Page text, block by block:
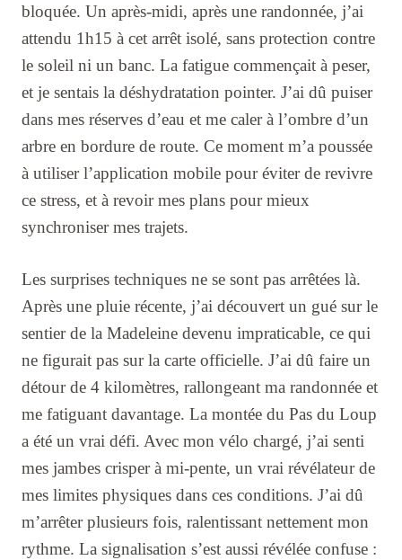
bloquée. Un après-midi, après une randonnée, j’ai
attendu 1h15 à cet arrêt isolé, sans protection contre
le soleil ni un banc. La fatigue commençait à peser,
et je sentais la déshydratation pointer. J’ai dû puiser
dans mes réserves d’eau et me caler à l’ombre d’un
arbre en bordure de route. Ce moment m’a poussée
à utiliser l’application mobile pour éviter de revivre
ce stress, et à revoir mes plans pour mieux
synchroniser mes trajets.
Les surprises techniques ne se sont pas arrêtées là.
Après une pluie récente, j’ai découvert un gué sur le
sentier de la Madeleine devenu impraticable, ce qui
ne figurait pas sur la carte officielle. J’ai dû faire un
détour de 4 kilomètres, rallongeant ma randonnée et
me fatiguant davantage. La montée du Pas du Loup
a été un vrai défi. Avec mon vélo chargé, j’ai senti
mes jambes crisper à mi-pente, un vrai révélateur de
mes limites physiques dans ces conditions. J’ai dû
m’arrêter plusieurs fois, ralentissant nettement mon
rythme. La signalisation s’est aussi révélée confuse :